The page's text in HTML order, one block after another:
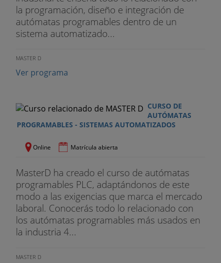
la programación, diseño e integración de
autómatas programables dentro de un
sistema automatizado...
MASTER D
Ver programa
CURSO DE
AUTÓMATAS
PROGRAMABLES - SISTEMAS AUTOMATIZADOS
Online Matrícula abierta
MasterD ha creado el curso de autómatas
programables PLC, adaptándonos de este
modo a las exigencias que marca el mercado
laboral. Conocerás todo lo relacionado con
los autómatas programables más usados en
la industria 4...
MASTER D